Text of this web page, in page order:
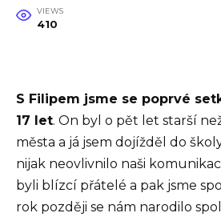
VIEWS
410
S Filipem jsme se poprvé
17 let. On byl o pět let starší
města a já jsem dojížděl do
nijak neovlivnilo naši
byli blízcí přátelé a pak jsme
rok později se nám narodilo